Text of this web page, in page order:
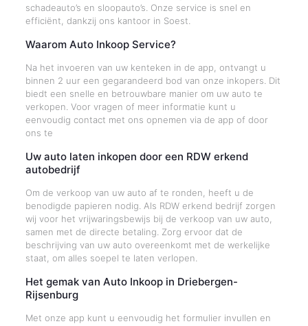
schadeauto’s en sloopauto’s. Onze service is snel en
efficiënt, dankzij ons kantoor in Soest.
Waarom Auto Inkoop Service?
Na het invoeren van uw kenteken in de app, ontvangt u
binnen 2 uur een gegarandeerd bod van onze inkopers. Dit
biedt een snelle en betrouwbare manier om uw auto te
verkopen. Voor vragen of meer informatie kunt u
eenvoudig contact met ons opnemen via de app of door
ons te
Uw auto laten inkopen door een RDW erkend
autobedrijf
Om de verkoop van uw auto af te ronden, heeft u de
benodigde papieren nodig. Als RDW erkend bedrijf zorgen
wij voor het vrijwaringsbewijs bij de verkoop van uw auto,
samen met de directe betaling. Zorg ervoor dat de
beschrijving van uw auto overeenkomt met de werkelijke
staat, om alles soepel te laten verlopen.
Het gemak van Auto Inkoop in Driebergen-
Rijsenburg
Met onze app kunt u eenvoudig het formulier invullen en